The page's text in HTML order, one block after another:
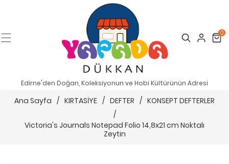
Search Cart
0
Edirne'den Doğan, Koleksiyonun ve Hobi Kültürünün Adresi
Ana Sayfa / KIRTASİYE / DEFTER / KONSEPT DEFTERLER
/
Victoria's Journals Notepad Folio 14,8x21 cm Noktalı
Zeytin